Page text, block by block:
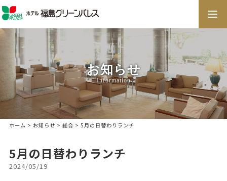
お知らせ
Information
ホーム > お知らせ > 総合 > 5月の日替わりランチ
5月の日替わりランチ
2024/05/19